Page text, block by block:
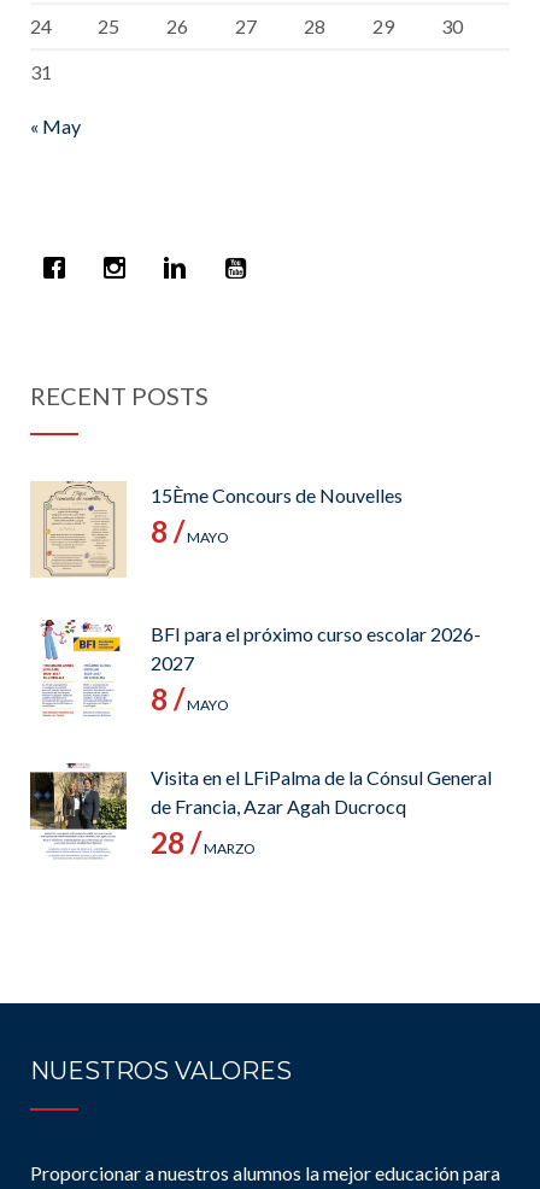
24 25 26 27 28 29
30
31
« May
RECENT POSTS
15Ème Concours de Nouvelles
8 /MAYO
BFI para el próximo curso escolar 2026-
2027
8 /MAYO
Visita en el LFiPalma de la Cónsul General
de Francia, Azar Agah Ducrocq
28 /MARZO
NUESTROS VALORES
Proporcionar a nuestros alumnos la mejor educación para